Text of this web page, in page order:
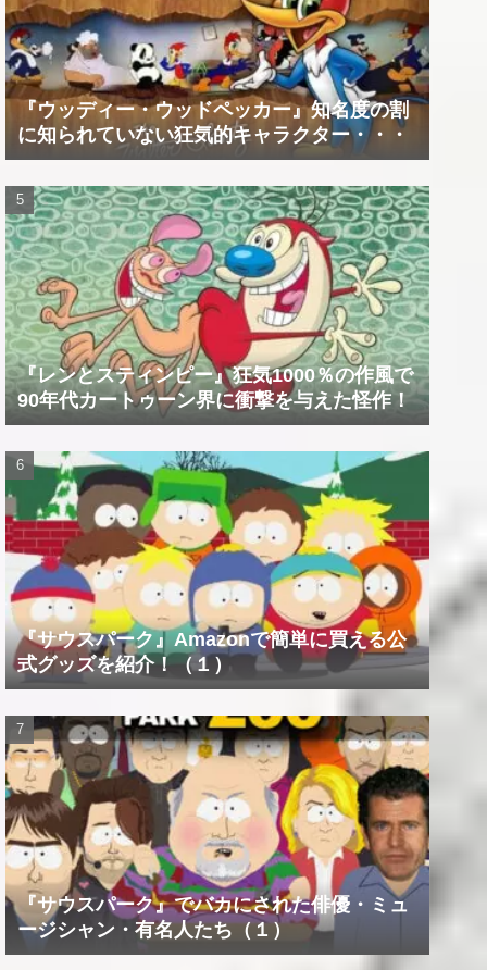
『ウッディー・ウッドペッカー』知名度の割
に知られていない狂気的キャラクター・・・
『レンとスティンピー』狂気1000％の作風で
90年代カートゥーン界に衝撃を与えた怪作！
『サウスパーク』Amazonで簡単に買える公
式グッズを紹介！（１）
『サウスパーク』でバカにされた俳優・ミュ
ージシャン・有名人たち（１）